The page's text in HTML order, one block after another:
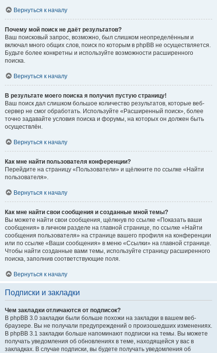
Вернуться к началу
Почему мой поиск не даёт результатов?
Ваш поисковый запрос, возможно, был слишком неопределённым и
включал много общих слов, поиск по которым в phpBB не осуществляется.
Будьте более конкретны и используйте возможности расширенного
поиска.
Вернуться к началу
В результате моего поиска я получил пустую страницу!
Ваш поиск дал слишком большое количество результатов, которые веб-
сервер не смог обработать. Используйте «Расширенный поиск», более
точно задавайте условия поиска и форумы, на которых он должен быть
осуществлён.
Вернуться к началу
Как мне найти пользователя конференции?
Перейдите на страницу «Пользователи» и щёлкните по ссылке «Найти
пользователя».
Вернуться к началу
Как мне найти свои сообщения и созданные мной темы?
Вы можете найти свои сообщения, щёлкнув по ссылке «Показать ваши
сообщения» в личном разделе на главной странице, по ссылке «Найти
сообщения пользователя» на странице вашего профиля на конференции
или по ссылке «Ваши сообщения» в меню «Ссылки» на главной странице.
Чтобы найти созданные вами темы, используйте страницу расширенного
поиска, заполнив соответствующие поля.
Вернуться к началу
Подписки и закладки
Чем закладки отличаются от подписок?
В phpBB 3.0 закладки были больше похожи на закладки в вашем веб-
браузере. Вы не получали предупреждений о произошедших изменениях.
В phpBB 3.1 закладки больше напоминают подписки на темы. Вы можете
получать уведомления об обновлениях в теме, находящейся у вас в
закладках. В случае подписки, вы будете получать уведомления об